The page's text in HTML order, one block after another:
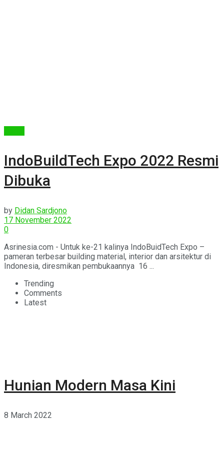
IndoBuildTech Expo 2022 Resmi
Dibuka
by Didan Sardjono
17 November 2022
0
Asrinesia.com - Untuk ke-21 kalinya IndoBuidTech Expo –
pameran terbesar building material, interior dan arsitektur di
Indonesia, diresmikan pembukaannya 16 ...
Trending
Comments
Latest
Hunian Modern Masa Kini
8 March 2022